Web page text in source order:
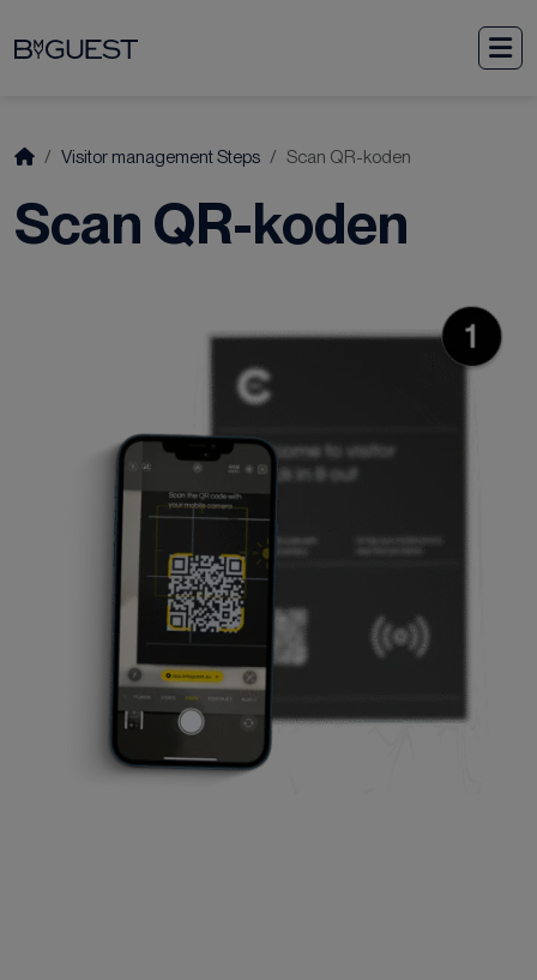
StartVisitor management Steps Scan QR-koden
Scan QR-koden